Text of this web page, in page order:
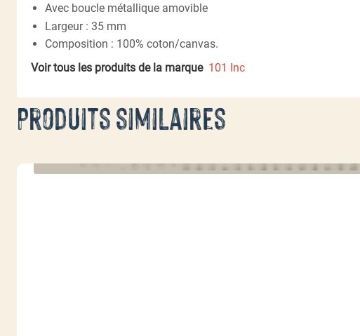
Avec boucle métallique amovible
Largeur : 35 mm
Composition : 100% coton/canvas.
Voir tous les produits de la marque 101 Inc
Produits similaires